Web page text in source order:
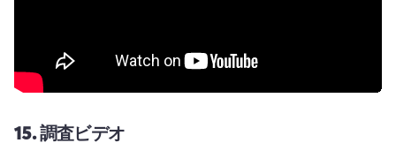
15.調査ビデオ